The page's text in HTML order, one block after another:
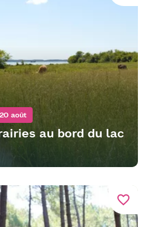
août
au bord du lac
favorite_border